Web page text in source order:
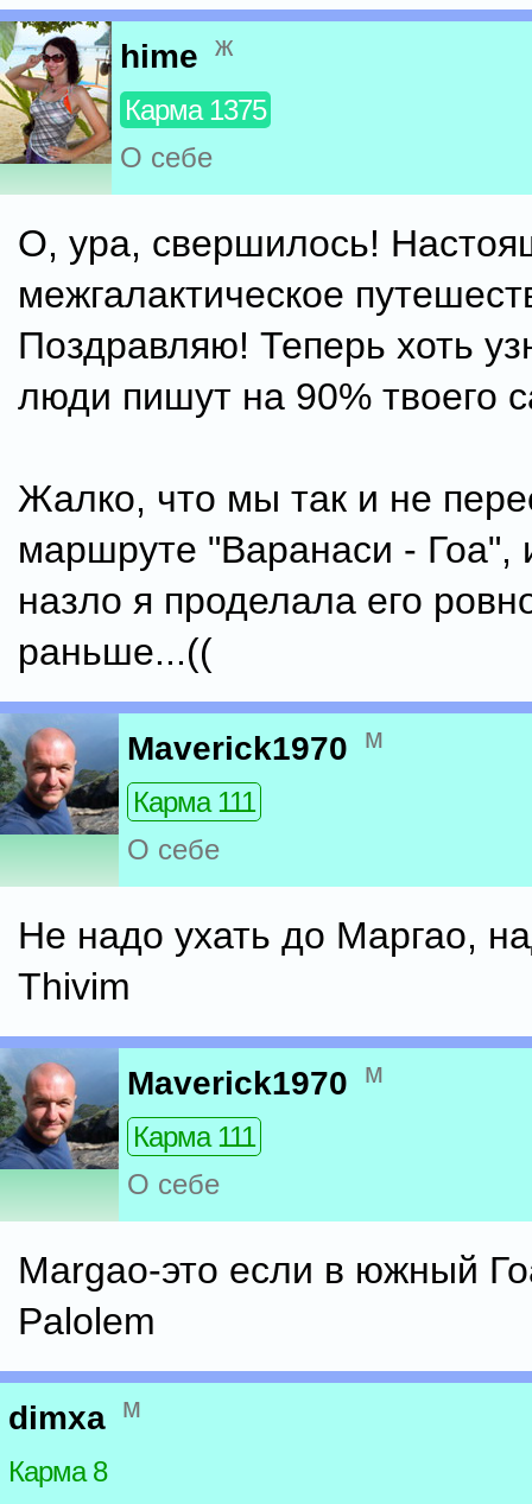
hime ж
Карма 1375
О себе
О, ура, свершилось!
межгалактическое
Поздравляю! Теперь хоть
люди пишут на 90% твоего
Жалко, что мы так и не
маршруте "Варанаси - Гоа",
назло я проделала его
раньше...((
Maverick1970 м
Карма 111
О себе
Не надо ухать до Маргао,
Thivim
Maverick1970 м
Карма 111
О себе
Margao-это если в южный
Palolem
dimxa м
Карма 8